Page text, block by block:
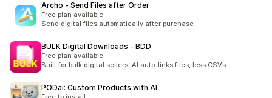
Archo ‑ Send Files after Order
Free plan available
Send digital files automatically after purchase
BULK Digital Downloads ‑ BDD
Free plan available
Built for bulk digital sellers. AI auto-links files, less CSVs
PODai: Custom Products with AI